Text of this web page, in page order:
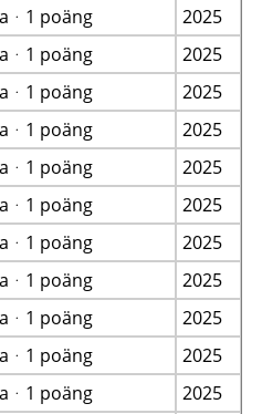
poäng
2025
poäng
2025
poäng
2025
poäng
2025
poäng
2025
poäng
2025
poäng
2025
poäng
2025
poäng
2025
poäng
2025
poäng
2025